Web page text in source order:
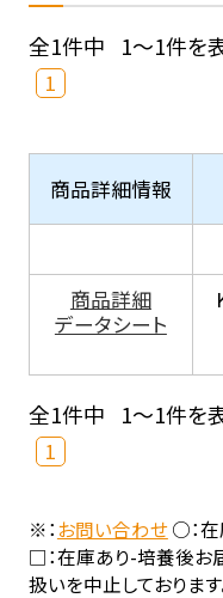
全1件中 1～1件を
1
商品詳細情報
商品詳細
データシート
全1件中 1～1件を
1
※：お問い合わせ○：在
□：在庫あり-培養後お
扱いを中止しておりま